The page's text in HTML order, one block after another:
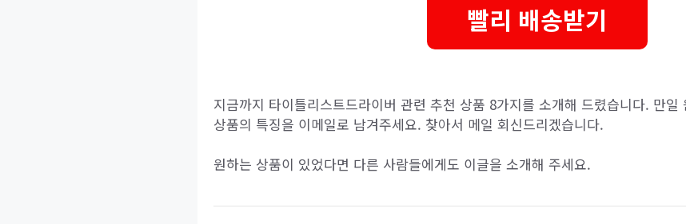
빨리 배송받기
지금까지 타이틀리스트드라이버 관련 추천 상품 8가지를 소개해 드렸습니다. 만
상품의 특징을 이메일로 남겨주세요. 찾아서 메일 회신드리겠습니다.
원하는 상품이 있었다면 다른 사람들에게도 이글을 소개해 주세요.